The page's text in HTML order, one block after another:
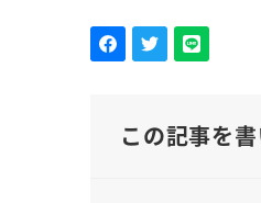
この記事を